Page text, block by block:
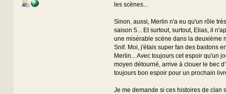
les scènes...
Sinon, aussi, Merlin n'a eu qu'un rôle
saison 5... Et surtout, surtout, Elias, il
une misérable scène dans la deuxième
Snif. Moi, j'étais super fan des bastons
Merlin... Avec toujours cet espoir qu'un
moyen détourné, arrive à clouer le bec
toujours bon espoir pour un prochain
Je me demande si ces histoires de clan